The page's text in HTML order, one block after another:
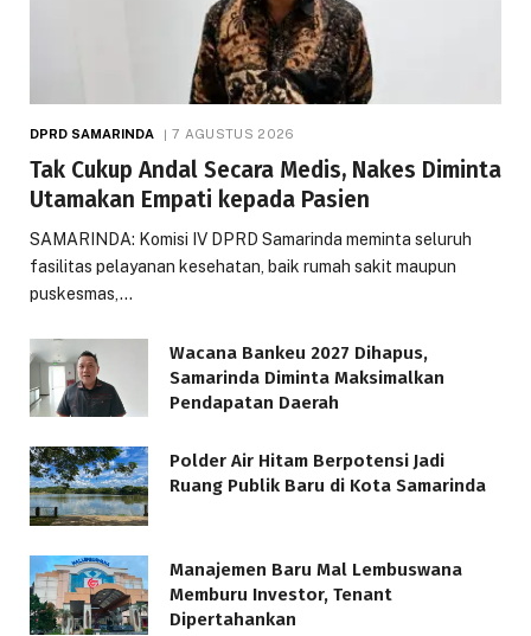
DPRD SAMARINDA 7 AGUSTUS 2026
Tak Cukup Andal Secara Medis, Nakes Diminta
Utamakan Empati kepada Pasien
SAMARINDA: Komisi IV DPRD Samarinda meminta seluruh
fasilitas pelayanan kesehatan, baik rumah sakit maupun
puskesmas,…
Wacana Bankeu 2027 Dihapus,
Samarinda Diminta Maksimalkan
Pendapatan Daerah
Polder Air Hitam Berpotensi Jadi
Ruang Publik Baru di Kota Samarinda
Manajemen Baru Mal Lembuswana
Memburu Investor, Tenant
Dipertahankan